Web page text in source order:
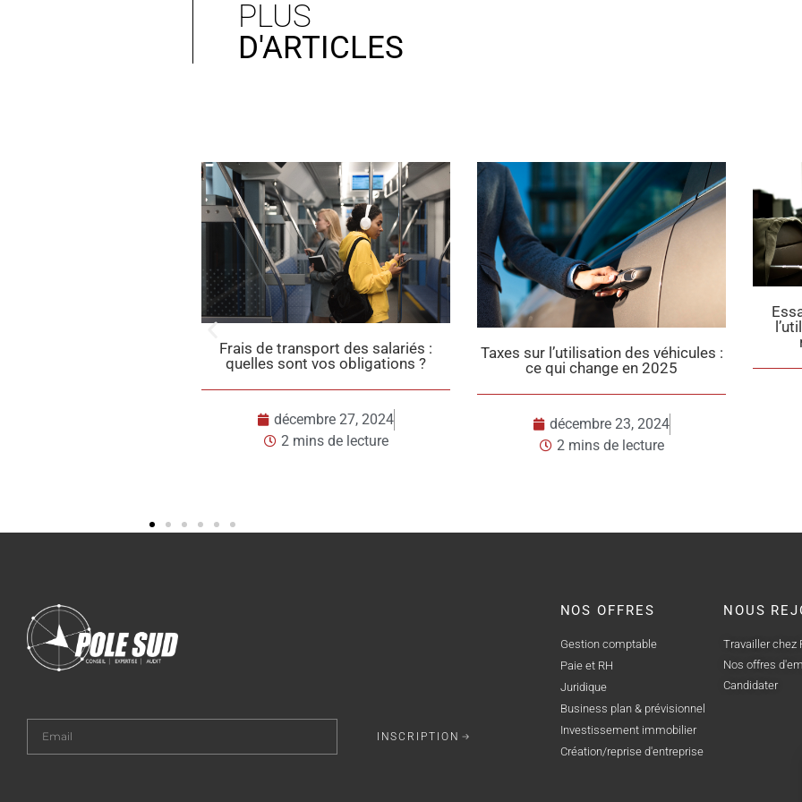
PLUS
D'ARTICLES
Taxes sur l’utilisation des véhicules :
ce qui change en 2025
décembre 23, 2024
2 mins de lecture
Essai professionnel : Comment
l’utiliser en toute sécurité pour
décembre 18, 2024
2 mins de lecture
INSCRIPTION
NOS OFFRES
Gestion comptable
Paie et RH
Juridique
Business plan & prévisionnel
Investissement immobilier
Création/reprise d'entreprise
NOUS
Travailler chez
Nos offres
Candidater